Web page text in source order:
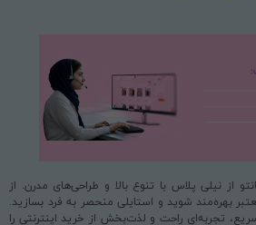
از نیلی پلاس با تنوع بالا و طراحی‌های مدرن. از
بهره‌مند شوید و استایلی منحصر به فرد بسازید.
تجربه‌ای راحت و لذت‌بخش از خرید اینترنتی را